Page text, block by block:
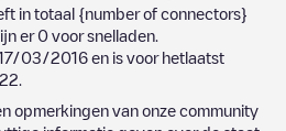
in totaal {number of connectors}
er 0 voor snelladen.
03/2016 en is voor hetlaatst
opmerkingen van onze community